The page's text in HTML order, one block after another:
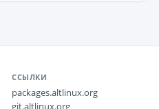
ССЫЛКИ
packages.altlinux.org
git.altlinux.org